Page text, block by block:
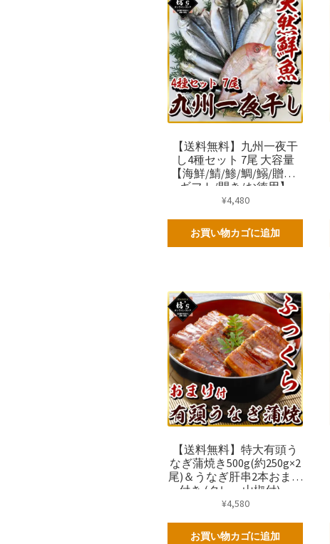
【送料無料】九州一夜干
し4種セット 7尾 大容量
【海鮮/鯖/鯵/鯛/鰯/贈答/
ギフト/開き/お徳用】
¥4,480
お買い物カゴに追加
【送料無料】特大有頭う
なぎ蒲焼き500g(約250g×2
尾)＆うなぎ肝串2本おまけ
付き (タレ・山椒付)
【うなぎ/ひつまぶし/ギフ
¥4,580
お買い物カゴに追加